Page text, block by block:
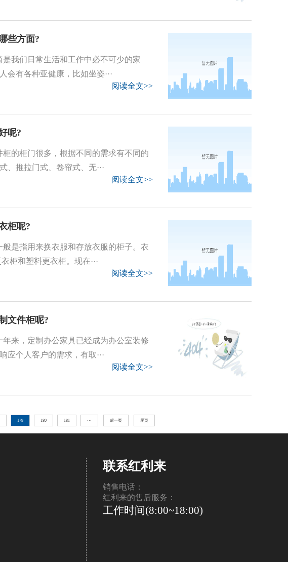
些方面?
我们日常生活和工作中必不可少的家
会有各种亚健康，比如坐姿···
阅读全文>>
呢?
的柜门很多，根据不同的需求有不同的
、推拉门式、卷帘式、无···
阅读全文>>
柜呢?
是指用来换衣服和存放衣服的柜子。衣
柜和塑料更衣柜。现在···
阅读全文>>
文件柜呢?
来，定制办公家具已经成为办公室装修
应个人客户的需求，有取···
阅读全文>>
179 180 181 ··· 后一页 尾页
联系红利来
销售电话：
红利来的售后服务：
工作时间(8:00~18:00)